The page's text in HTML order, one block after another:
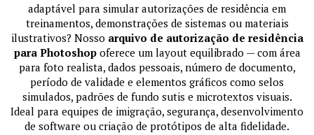
adaptável para simular autorizações de residência em
treinamentos, demonstrações de sistemas ou materiais
ilustrativos? Nosso arquivo de autorização de residência
para Photoshopoferece um layout equilibrado — com área
para foto realista, dados pessoais, número de documento,
período de validade e elementos gráficos como selos
simulados, padrões de fundo sutis e microtextos visuais.
Ideal para equipes de imigração, segurança, desenvolvimento
de software ou criação de protótipos de alta fidelidade.